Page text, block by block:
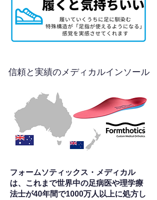
信頼と実績のメディカルインソール
フォームソティックス・メディカル
は、これまで世界中の足病医や理学療
法士が40年間で1000万人以上に処方し